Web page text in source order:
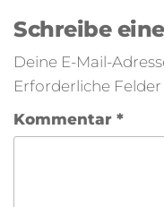
Schreibe
Deine E-Mail-
Erforderliche
Kommentar *